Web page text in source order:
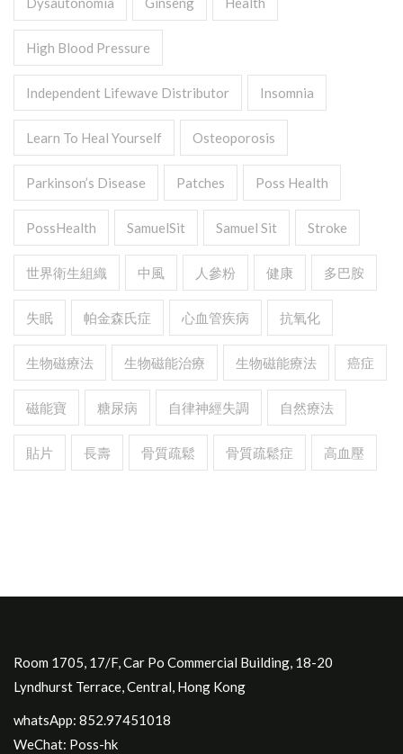
High Blood Pressure
Independent Lifewave Distributor Insomnia
Learn To Heal Yourself Osteoporosis
Parkinson’s Disease Patches Poss Health
PossHealth SamuelSit Samuel Sit Stroke
世界衛生組織 中風 人參粉 健康 多巴胺
失眠 帕金森氏症 心血管疾病 抗氧化
生物磁療法 生物磁能治療 生物磁能療法 癌症
磁能寶 糖尿病 自律神經失調 自然療法
貼片 長壽 骨質疏鬆 骨質疏鬆症 高血壓
Room 1705, 17/F, Car Po Commercial Building, 18-20
Lyndhurst Terrace, Central, Hong Kong
whatsApp: 852.97451018
WeChat: Poss-hk